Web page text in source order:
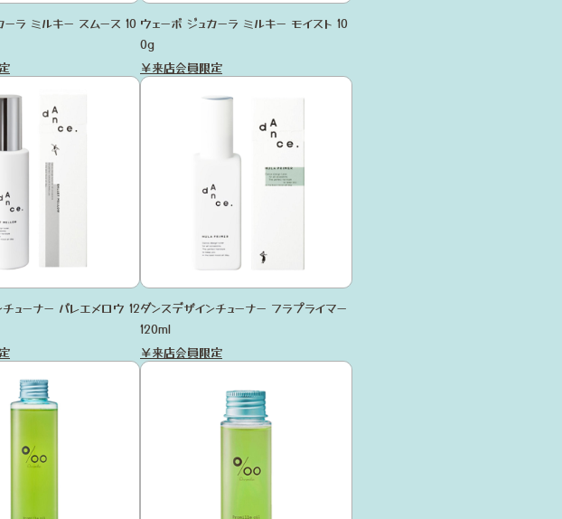
ーラ ミルキー スムース 10 ウェーボ ジュカーラ ミルキー モイスト 10
0g
￥来店会員限定
ューナー バレエメロウ 12ダンスデザインチューナー フラプライマー
120ml
￥来店会員限定